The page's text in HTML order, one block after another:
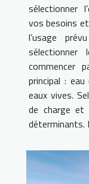
sélectionner
vos besoins
l’usage
commencer
principal :
eaux vives.
de charge et
déterminants.